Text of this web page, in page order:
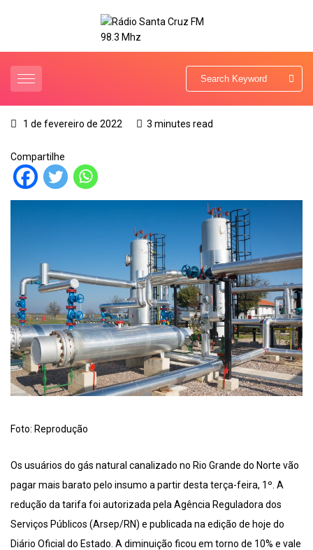
1 de fevereiro de 2022 3 minutes read
Compartilhe
Foto: Reprodução
Os usuários do gás natural canalizado no Rio Grande do Norte vão
pagar mais barato pelo insumo a partir desta terça-feira, 1º. A
redução da tarifa foi autorizada pela Agência Reguladora dos
Serviços Públicos (Arsep/RN) e publicada na edição de hoje do
Diário Oficial do Estado. A diminuição ficou em torno de 10% e vale